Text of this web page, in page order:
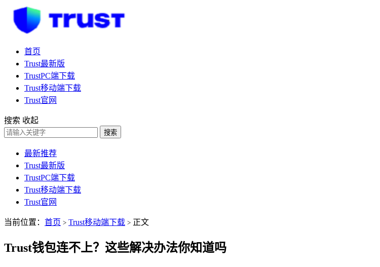
首页
Trust最新版
TrustPC端下载
Trust移动端下载
Trust官网
搜索 收起
搜索
最新推荐
Trust最新版
TrustPC端下载
Trust移动端下载
Trust官网
当前位置： 首页 > Trust移动端下载 > 正文
Trust钱包连不上？这些解决办法你知道吗